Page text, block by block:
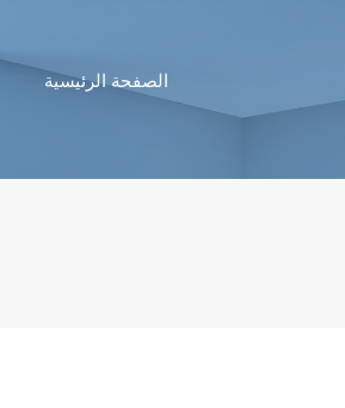
الصفحة الرئيسية